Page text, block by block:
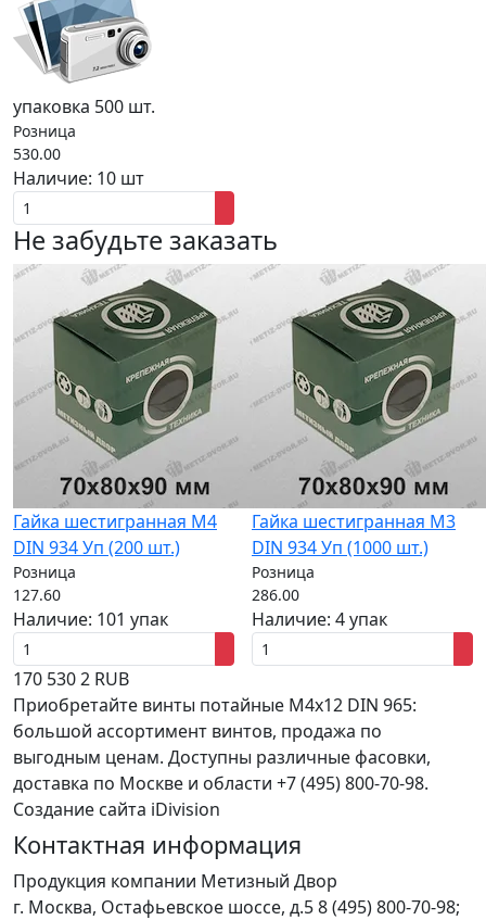
упаковка 500 шт.
Розница
530.00
Наличие: 10 шт
Не забудьте заказать
Гайка шестигранная M4
DIN 934 Уп (200 шт.)
Розница
127.60
Наличие: 101 упак
Гайка шестигранная M3
DIN 934 Уп (1000 шт.)
Розница
286.00
Наличие: 4 упак
170 5302 RUB
Приобретайте винты потайные M4x12 DIN 965:
большой ассортимент винтов, продажа по
выгодным ценам. Доступны различные фасовки,
доставка по Москве и области +7 (495) 800-70-98.
Создание сайта iDivision
Контактная информация
Продукция компании Метизный Двор
г. Москва, Остафьевское шоссе, д.58 (495) 800-70-98;